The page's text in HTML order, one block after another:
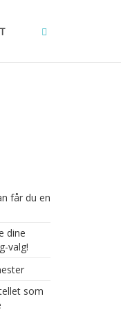
får du en
dine
valg!
som